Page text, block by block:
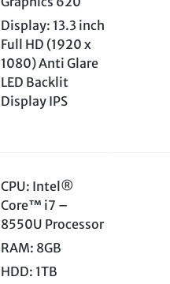
Display: 13.3 inch
Full HD (1920 x
1080) Anti Glare
LED Backlit
Display IPS
CPU: Intel®
Core™ i7 –
8550U Processor
RAM: 8GB
HDD: 1TB